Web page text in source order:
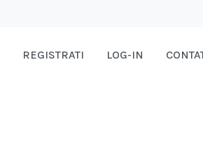
REGISTRATI LOG-IN